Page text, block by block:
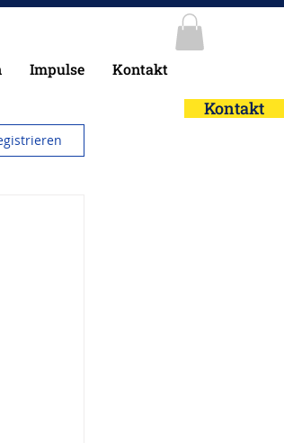
Kontakt
Impulse Kontakt